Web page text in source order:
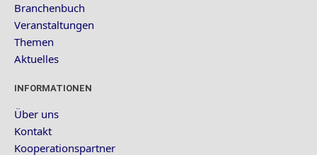
Branchenbuch
Veranstaltungen
Themen
Aktuelles
INFORMATIONEN
Über uns
Kontakt
Kooperationspartner